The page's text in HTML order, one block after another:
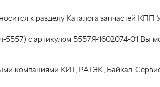
к разделу Каталога запчастей КПП
5557) с артикулом 5557Я-1602074-01 Вы
компаниями КИТ, РАТЭК, Байкал-